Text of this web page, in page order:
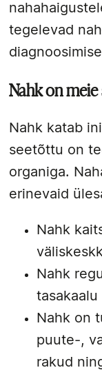
tegelevad
Nahk on
Nahk katab
seetõttu on
organiga.
erinevaid
Nahk
Nahk
tasakaalu
Nahk on
puute-,
rakud